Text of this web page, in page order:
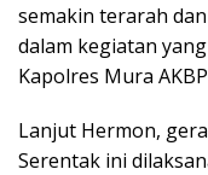
semakin terarah
dalam kegiatan
Kapolres Mura
Lanjut Hermon,
Serentak ini